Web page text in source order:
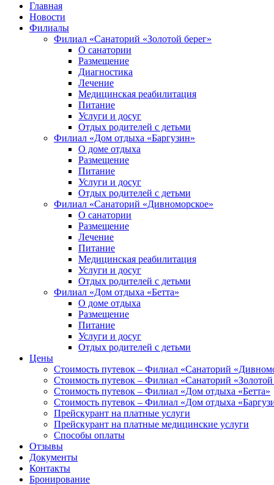
Главная
Новости
Филиалы
Филиал «Санаторий «Золотой берег»
О санатории
Размещение
Диагностика
Лечение
Медицинская реабилитация
Питание
Услуги и досуг
Отдых родителей с детьми
Филиал «Дом отдыха «Баргузин»
О доме отдыха
Размещение
Питание
Услуги и досуг
Отдых родителей с детьми
Филиал «Санаторий «Дивноморское»
О санатории
Размещение
Лечение
Питание
Медицинская реабилитация
Услуги и досуг
Отдых родителей с детьми
Филиал «Дом отдыха «Бетта»
О доме отдыха
Размещение
Питание
Услуги и досуг
Отдых родителей с детьми
Цены
Стоимость путевок – Филиал «Санаторий
Стоимость путевок – Филиал «Санаторий «Золотой
Стоимость путевок – Филиал «Дом отдыха «Бетта»
Стоимость путевок – Филиал «Дом отдыха
Прейскурант на платные услуги
Прейскурант на платные медицинские услуги
Способы оплаты
Отзывы
Документы
Контакты
Бронирование